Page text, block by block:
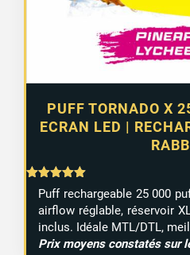
PUFF TORNADO X
ECRAN LED |
Note
5.00
sur 5
Puff rechargeable 25 000
airflow réglable, réservoir
inclus. Idéale MTL/DTL,
Prix moyens constatés sur